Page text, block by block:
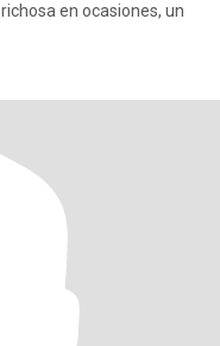
en ocasiones, un